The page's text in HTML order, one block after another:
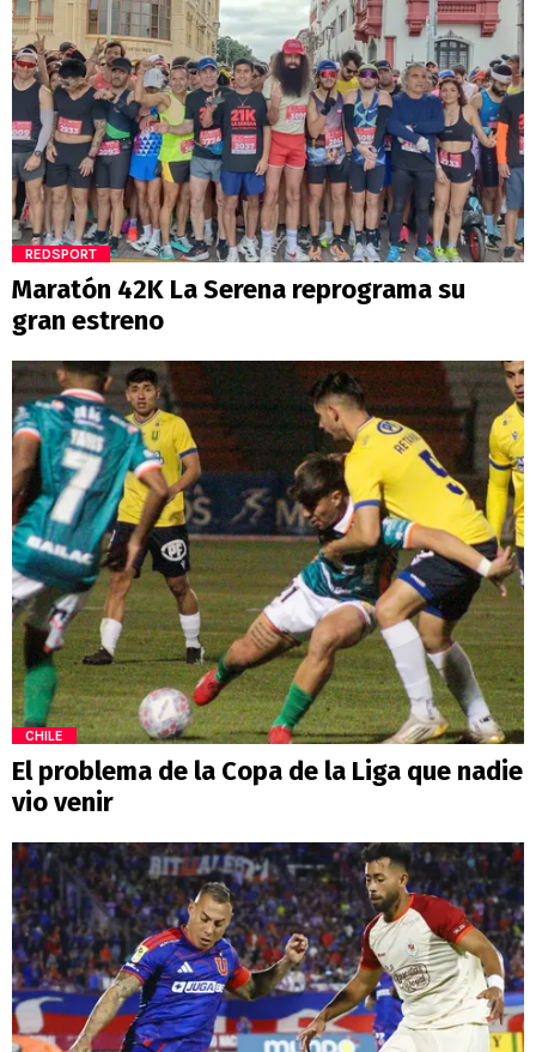
REDSPORT
Maratón 42K La Serena reprograma su
gran estreno
CHILE
El problema de la Copa de la Liga que nadie
vio venir